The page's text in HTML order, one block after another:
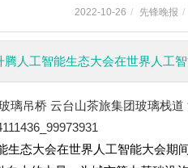
2022-10-26 / 先锋晚报 /
腾人工智能生态大会在世界人工
璃吊桥 云台山茶旅集团玻璃栈
生态大会在世界人工智能大会